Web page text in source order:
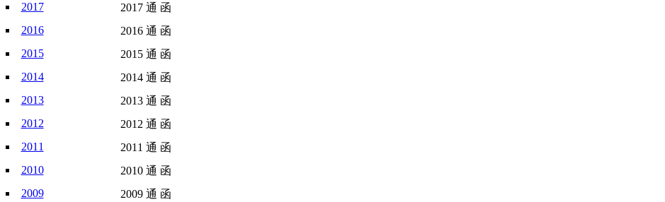
2017
2017 通 函
2016
2016 通 函
2015
2015 通 函
2014
2014 通 函
2013
2013 通 函
2012
2012 通 函
2011
2011 通 函
2010
2010 通 函
2009
2009 通 函